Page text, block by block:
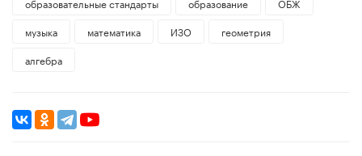
образовательные стандарты
образование
ОБЖ
музыка
математика ИЗО
геометрия
алгебра